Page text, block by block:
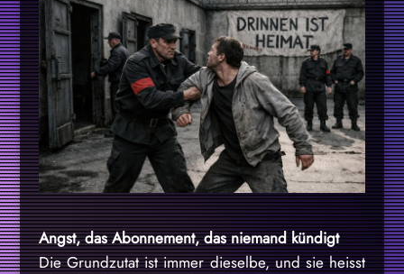
Angst, das Abonnement, das niemand kündigt
Die Grundzutat ist immer dieselbe, und sie heisst